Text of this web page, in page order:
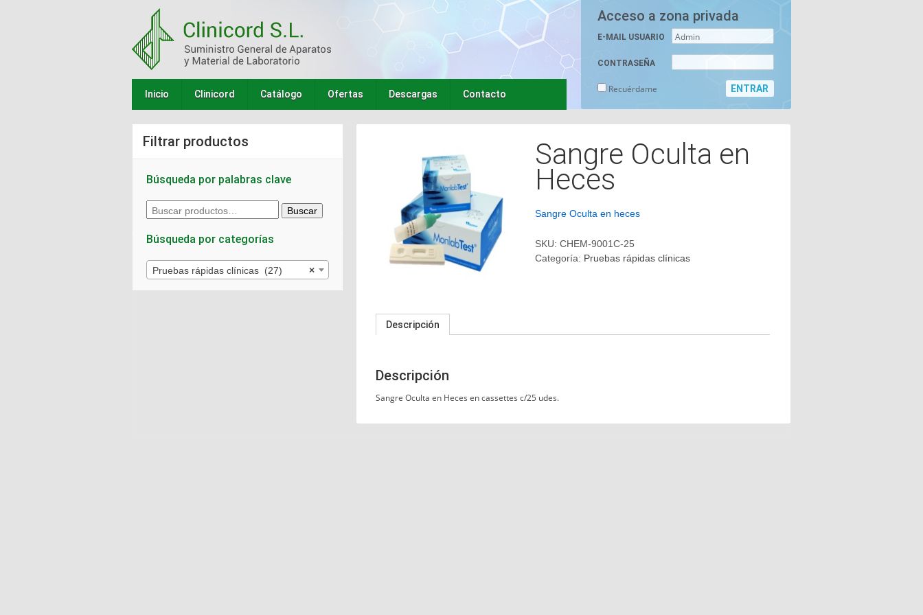
Inicio Clinicord Catálogo Ofertas Descargas Contacto
Acceso a zona privada
E-MAIL USUARIO
CONTRASEÑA
Recuérdame
Filtrar productos
Búsqueda por palabras clave
Buscar
por:
Buscar
Búsqueda por categorías
×
Pruebas rápidas clínicas (27)
Sangre Oculta en
Heces
Sangre Oculta en heces
SKU: CHEM-9001C-25
Categoría: Pruebas rápidas clínicas
Descripción
Descripción
Sangre Oculta en Heces en cassettes c/25 udes.